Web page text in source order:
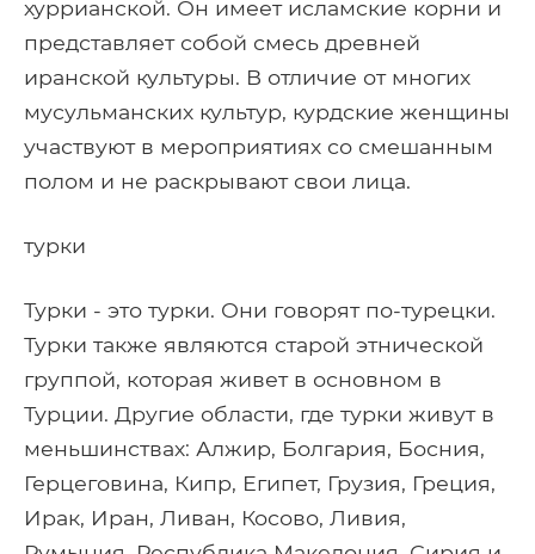
хуррианской. Он имеет исламские корни и
представляет собой смесь древней
иранской культуры. В отличие от многих
мусульманских культур, курдские женщины
участвуют в мероприятиях со смешанным
полом и не раскрывают свои лица.
турки
Турки - это турки. Они говорят по-турецки.
Турки также являются старой этнической
группой, которая живет в основном в
Турции. Другие области, где турки живут в
меньшинствах: Алжир, Болгария, Босния,
Герцеговина, Кипр, Египет, Грузия, Греция,
Ирак, Иран, Ливан, Косово, Ливия,